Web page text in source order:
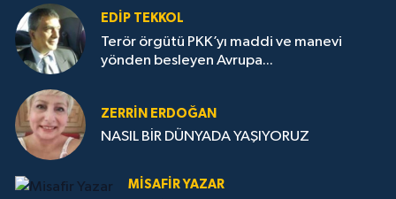
EDIP TEKKOL
Terör örgütü PKK’yı maddi ve manevi
yönden besleyen Avrupa...
ZERRIN ERDOĞAN
NASIL BİR DÜNYADA YAŞIYORUZ
MISAFIR YAZAR